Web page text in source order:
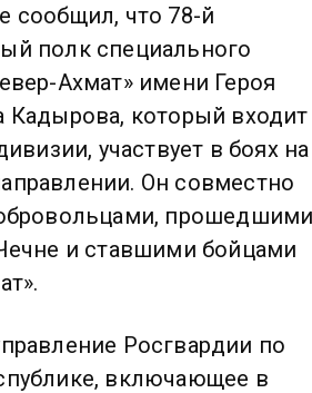
сообщил, что 78-й
полк специального
Ахмат» имени Героя
Кадырова, который входит
участвует в боях на
Он совместно
и ставшими бойцами
Росгвардии по
включающее в